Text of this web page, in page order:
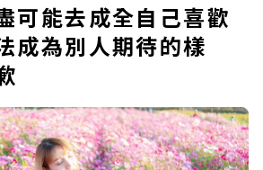
可能去成全自己喜歡
成為別人期待的樣